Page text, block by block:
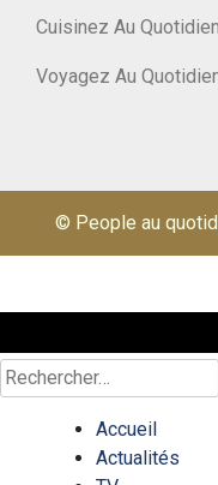
Cuisinez Au Quotidien
Voyagez Au
© People au
Rechercher :
Accueil
Actualités